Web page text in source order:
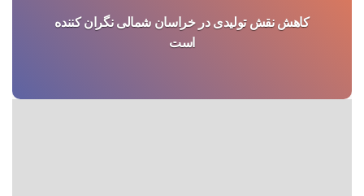
کاهش نقش تولیدی در خراسان شمالی نگران کننده
است